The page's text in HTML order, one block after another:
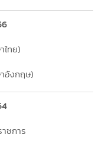
ทย)
อังกฤษ)
ชการ